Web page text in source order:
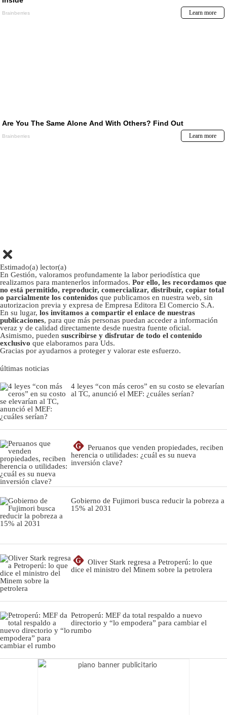
Estimado(a) lector(a)
En Gestión, valoramos profundamente la labor periodística que
realizamos para mantenerlos informados. Por ello, les recordamos que
no está permitido, reproducir, comercializar, distribuir, copiar total
o parcialmente los contenidos que publicamos en nuestra web, sin
autorizacion previa y expresa de Empresa Editora El Comercio S.A.
En su lugar, los invitamos a compartir el enlace de nuestras
publicaciones, para que más personas puedan acceder a información
veraz y de calidad directamente desde nuestra fuente oficial.
Asimismo, pueden suscribirse y disfrutar de todo el contenido
exclusivo que elaboramos para Uds.
Gracias por ayudarnos a proteger y valorar este esfuerzo.
últimas noticias
4 leyes “con más ceros” en su costo se elevarían
al TC, anunció el MEF: ¿cuáles serían?
G
Peruanos que venden propiedades, reciben
herencia o utilidades: ¿cuál es su nueva
inversión clave?
Gobierno de Fujimori busca reducir la pobreza a
15% al 2031
G
Oliver Stark regresa a Petroperú: lo que
dice el ministro del Minem sobre la petrolera
Petroperú: MEF da total respaldo a nuevo
directorio y “lo empodera” para cambiar el
rumbo